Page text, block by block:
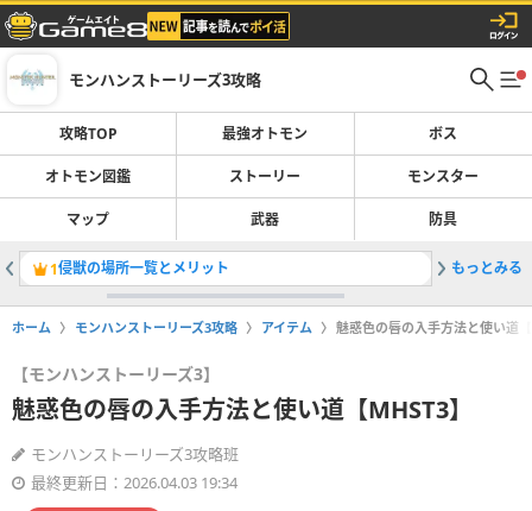
モンハンストーリーズ3攻略
攻略TOP 最強オトモン ボス
オトモン図鑑 ストーリー モンスター
マップ 武器 防具
1侵獣の場所一覧とメリット 2アエン
もっとみる
ホーム モンハンストーリーズ3攻略 アイテム 魅惑色の唇の入手方法と使い道
【モンハンストーリーズ3】
魅惑色の唇の入手方法と使い道【MHST3】
モンハンストーリーズ3攻略班
最終更新日：2026.04.03 19:34